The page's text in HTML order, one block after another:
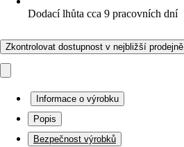
Dodací lhůta cca 9 pracovních dní
Zkontrolovat dostupnost v nejbližší prodejně
Informace o výrobku
Popis
Bezpečnost výrobků